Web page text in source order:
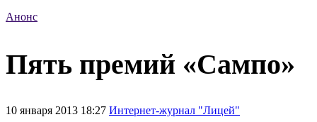
Анонс
Пять премий «Сампо»
10 января 2013 18:27 Интернет-журнал "Лицей"